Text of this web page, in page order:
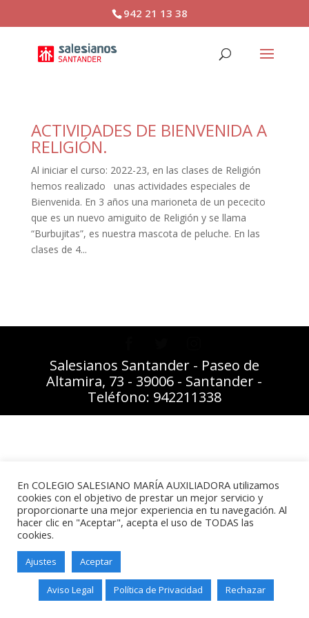
942 21 13 38
ACTIVIDADES DE BIENVENIDA A
RELIGIÓN.
Al iniciar el curso: 2022-23, en las clases de Religión
hemos realizado unas actividades especiales de
Bienvenida. En 3 años una marioneta de un pececito
que es un nuevo amiguito de Religión y se llama
“Burbujitas”, es nuestra mascota de peluche. En las
clases de 4...
Salesianos Santander - Paseo de
Altamira, 73 - 39006 - Santander -
Teléfono: 942211338
En COLEGIO SALESIANO MARÍA AUXILIADORA utilizamos
cookies con el objetivo de prestar un mejor servicio y
proporcionarte una mejor experiencia en tu navegación. Al
hacer clic en "Aceptar", acepta el uso de TODAS las
cookies.
Ajustes Aceptar
Aviso Legal Política de Privacidad Rechazar